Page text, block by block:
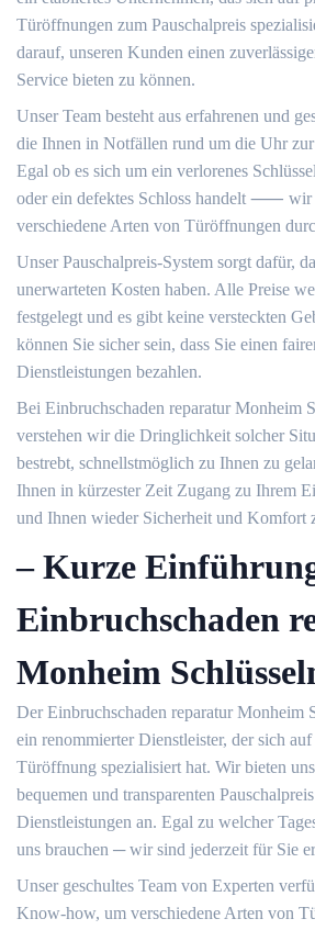
Türöffnungen zum Pauschalpreis
darauf, unseren Kunden einen
Service bieten zu können.​
Unser Team besteht aus erfahrenen und
die Ihnen in Notfällen rund um die Uhr
Egal ob es sich um ein verlorenes
oder ein defektes Schloss handelt ⸺ wir
verschiedene Arten von Türöffnungen
Unser Pauschalpreis-System sorgt dafür,
unerwarteten Kosten haben.​ Alle Preise
festgelegt und es gibt keine versteckten
können Sie sicher sein, dass Sie einen
Dienstleistungen bezahlen.​
Bei Einbruchschaden reparatur Monheim
verstehen wir die Dringlichkeit solcher
bestrebt, schnellstmöglich zu Ihnen zu
Ihnen in kürzester Zeit Zugang zu Ihrem
und Ihnen wieder Sicherheit und Komfort
– Kurze
Einbruchschaden
Monheim
Der Einbruchschaden reparatur Monheim
ein renommierter Dienstleister, der sich
Türöffnung spezialisiert hat.​ Wir bieten
bequemen und transparenten
Dienstleistungen an.​ Egal zu welcher
uns brauchen ─ wir sind jederzeit für Sie
Unser geschultes Team von Experten
Know-how, um verschiedene Arten von